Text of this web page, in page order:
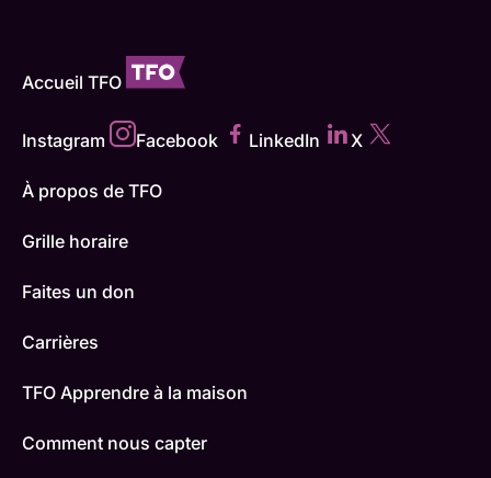
Accueil TFO
Instagram Facebook LinkedIn X
À propos de TFO
Grille horaire
Faites un don
Carrières
TFO Apprendre à la maison
Comment nous capter